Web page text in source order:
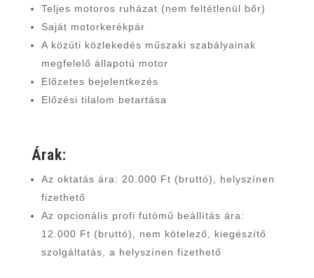
Teljes motoros ruházat (nem feltétlenül bőr)
Saját motorkerékpár
A közúti közlekedés műszaki szabályainak
megfelelő állapotú motor
Előzetes bejelentkezés
Előzési tilalom betartása
Árak:
Az oktatás ára: 20.000 Ft (bruttó), helyszínen
fizethető
Az opcionális profi futómű beállítás ára:
12.000 Ft (bruttó), nem kötelező, kiegészítő
szolgáltatás, a helyszínen fizethető